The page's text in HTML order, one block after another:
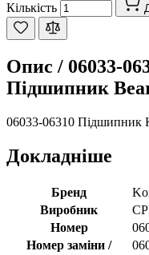
Кількість
Опис / 06033-
Підшипник
06033-06310 Підшипник
Докладніше
Бренд
Виробник
Номер
Номер заміни /